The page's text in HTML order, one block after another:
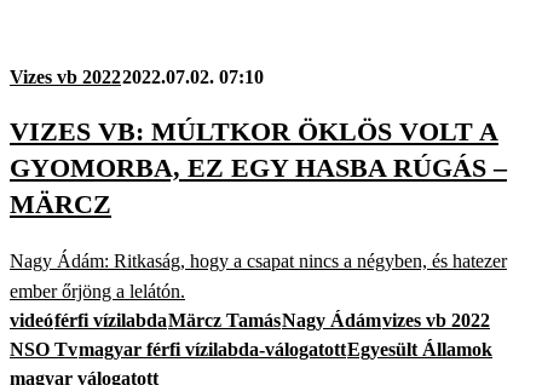
Vizes vb 20222022.07.02. 07:10
VIZES VB: MÚLTKOR ÖKLÖS VOLT A
GYOMORBA, EZ EGY HASBA RÚGÁS –
MÄRCZ
Nagy Ádám: Ritkaság, hogy a csapat nincs a négyben, és hatezer
ember őrjöng a lelátón.
videóférfi vízilabdaMärcz TamásNagy Ádámvizes vb 2022
NSO Tvmagyar férfi vízilabda-válogatottEgyesült Államok
magyar válogatott